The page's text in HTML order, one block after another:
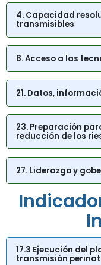
4. Capacidad
transmisibles
8. Acceso a las
21. Datos,
23. Preparación
reducción de los
27. Liderazgo y
17.3 Ejecución del
transmisión